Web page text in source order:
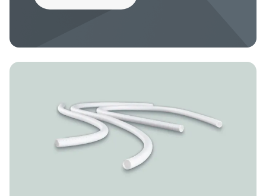
Image